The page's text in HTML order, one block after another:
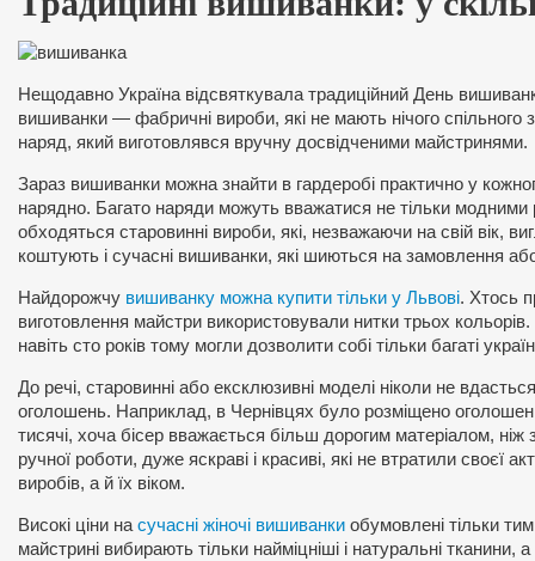
Нещодавно Україна відсвяткувала традиційний День
вишиванки — фабричні вироби, які не мають нічого
наряд, який виготовлявся вручну досвідченими майстринями.
Зараз вишиванки можна знайти в гардеробі практично у
нарядно. Багато наряди можуть вважатися не тільки
обходяться старовинні вироби, які, незважаючи на свій вік,
коштують і сучасні вишиванки, які шиються на замовлення
Найдорожчу вишиванку можна купити тільки у Львові. Хтось
виготовлення майстри використовували нитки трьох
навіть сто років тому могли дозволити собі тільки багаті
До речі, старовинні або ексклюзивні моделі ніколи не
оголошень. Наприклад, в Чернівцях було розміщено
тисячі, хоча бісер вважається більш дорогим матеріалом, ніж
ручної роботи, дуже яскраві і красиві, які не втратили своєї
виробів, а й їх віком.
Високі ціни на сучасні жіночі вишиванки обумовлені тільки
майстрині вибирають тільки найміцніші і натуральні